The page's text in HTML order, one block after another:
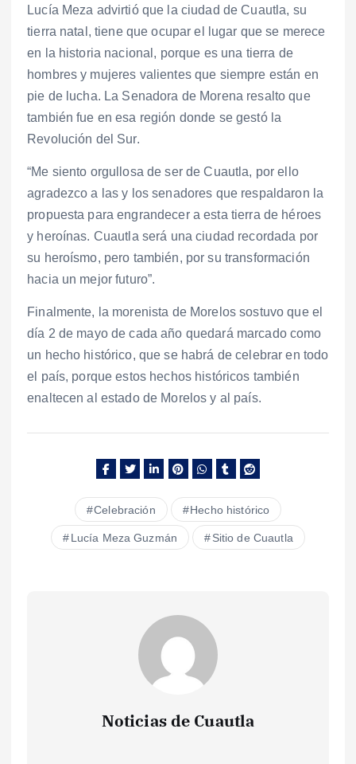
Lucía Meza advirtió que la ciudad de Cuautla, su
tierra natal, tiene que ocupar el lugar que se merece
en la historia nacional, porque es una tierra de
hombres y mujeres valientes que siempre están en
pie de lucha. La Senadora de Morena resalto que
también fue en esa región donde se gestó la
Revolución del Sur.
“Me siento orgullosa de ser de Cuautla, por ello
agradezco a las y los senadores que respaldaron la
propuesta para engrandecer a esta tierra de héroes
y heroínas. Cuautla será una ciudad recordada por
su heroísmo, pero también, por su transformación
hacia un mejor futuro”.
Finalmente, la morenista de Morelos sostuvo que el
día 2 de mayo de cada año quedará marcado como
un hecho histórico, que se habrá de celebrar en todo
el país, porque estos hechos históricos también
enaltecen al estado de Morelos y al país.
Celebración Hecho histórico
Lucía Meza Guzmán Sitio de Cuautla
Noticias de Cuautla